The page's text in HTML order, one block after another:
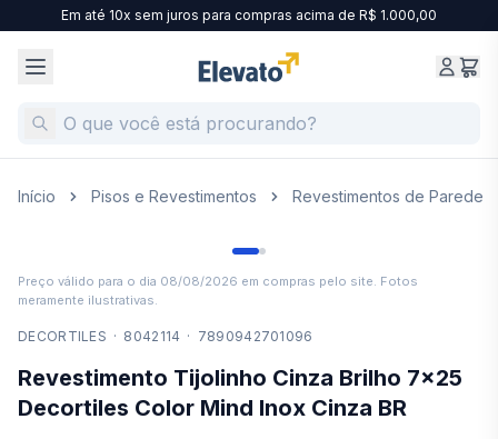
Em até 10x sem juros para compras acima de R$ 1.000,00
Início Pisos e Revestimentos Revestimentos de Parede
Preço válido para o dia 08/08/2026 em compras pelo site. Fotos
meramente ilustrativas.
DECORTILES · 8042114 · 7890942701096
Revestimento Tijolinho Cinza Brilho 7x25
Decortiles Color Mind Inox Cinza BR